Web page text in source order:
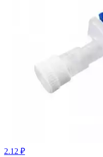
2.12 ₽